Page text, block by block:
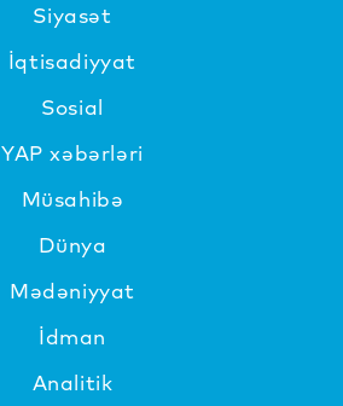
Siyasət
İqtisadiyyat
Sosial
YAP xəbərləri
Müsahibə
Dünya
Mədəniyyat
İdman
Analitik